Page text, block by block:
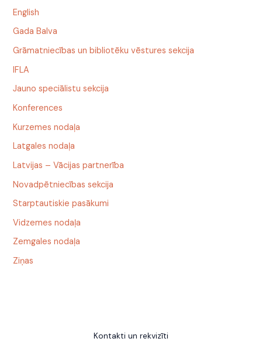
English
Gada Balva
Grāmatniecības un bibliotēku vēstures sekcija
IFLA
Jauno speciālistu sekcija
Konferences
Kurzemes nodaļa
Latgales nodaļa
Latvijas – Vācijas partnerība
Novadpētniecības sekcija
Starptautiskie pasākumi
Vidzemes nodaļa
Zemgales nodaļa
Ziņas
Kontakti un rekvizīti